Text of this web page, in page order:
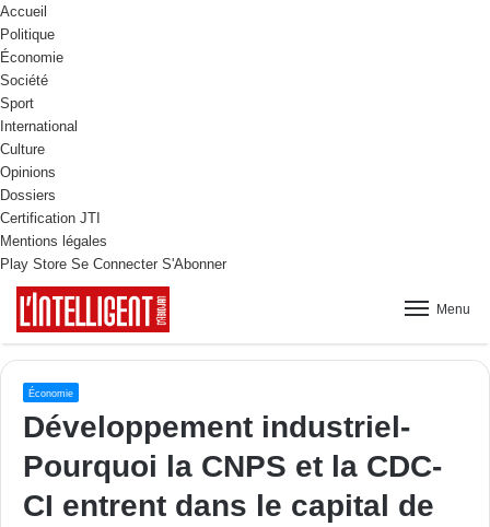
Accueil
Politique
Économie
Société
Sport
International
Culture
Opinions
Dossiers
Certification JTI
Mentions légales
Play Store Se Connecter S'Abonner
Menu
Économie
Développement industriel-
Pourquoi la CNPS et la CDC-
CI entrent dans le capital de